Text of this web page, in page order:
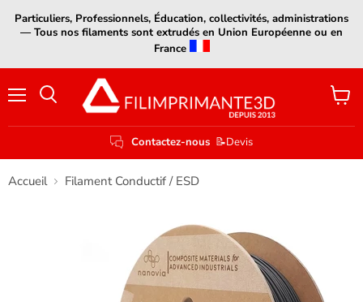
Particuliers, Professionnels, Éducation, collectivités, administrations
— Tous nos filaments sont extrudés en Union Européenne ou en
France
Contactez-nous 📝Devis
Voir
le
Accueil Filament Conductif / ESD